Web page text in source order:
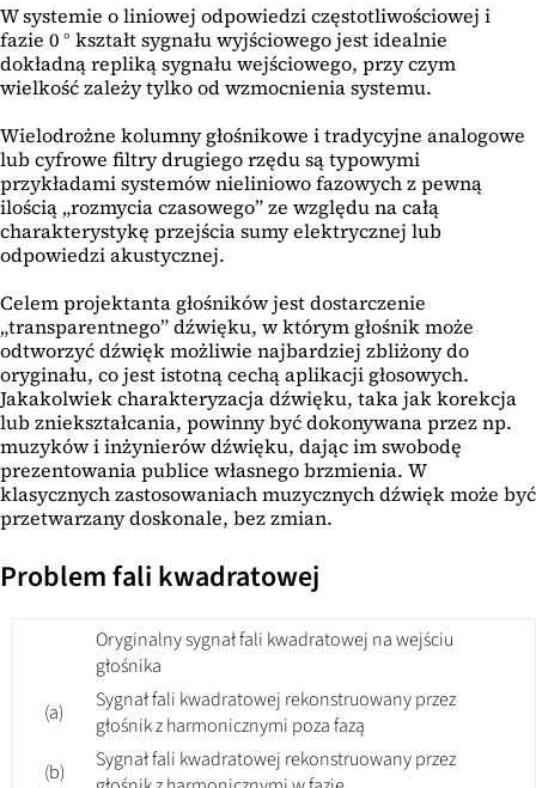
W systemie o liniowej odpowiedzi częstotliwościowej i
fazie 0 ° kształt sygnału wyjściowego jest idealnie
dokładną repliką sygnału wejściowego, przy czym
wielkość zależy tylko od wzmocnienia systemu.
Wielodrożne kolumny głośnikowe i tradycyjne analogowe
lub cyfrowe filtry drugiego rzędu są typowymi
przykładami systemów nieliniowo fazowych z pewną
ilością „rozmycia czasowego” ze względu na całą
charakterystykę przejścia sumy elektrycznej lub
odpowiedzi akustycznej.
Celem projektanta głośników jest dostarczenie
„transparentnego” dźwięku, w którym głośnik może
odtworzyć dźwięk możliwie najbardziej zbliżony do
oryginału, co jest istotną cechą aplikacji głosowych.
Jakakolwiek charakteryzacja dźwięku, taka jak korekcja
lub zniekształcania, powinny być dokonywana przez np.
muzyków i inżynierów dźwięku, dając im swobodę
prezentowania publice własnego brzmienia. W
klasycznych zastosowaniach muzycznych dźwięk może być
przetwarzany doskonale, bez zmian.
Problem fali kwadratowej
Oryginalny sygnał fali kwadratowej na wejściu
głośnika
(a)
Sygnał fali kwadratowej rekonstruowany przez
głośnik z harmonicznymi poza fazą
(b)
Sygnał fali kwadratowej rekonstruowany przez